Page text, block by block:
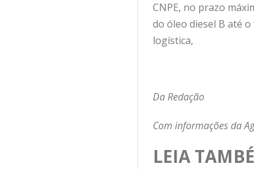
CNPE, no prazo
do óleo diesel B até
logística,
Da Redação
Com informações da
LEIA